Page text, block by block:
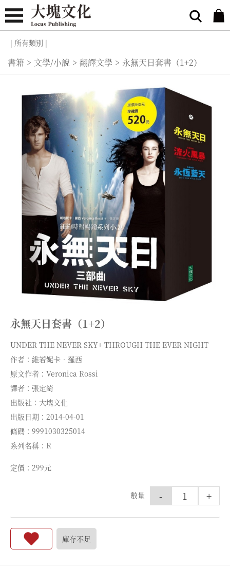
| 所有類別 |
書籍 > 文學/小說 > 翻譯文學 > 永無天日套書（1+2）
永無天日套書（1+2）
UNDER THE NEVER SKY+ THROUGH THE EVER NIGHT
作者：維若妮卡‧羅西
原文作者：Veronica Rossi
譯者：張定綺
出版社：大塊文化
出版日期：2014-04-01
條碼：9991030325014
系列名稱：R
定價：299元
數量 +
-
庫存不足